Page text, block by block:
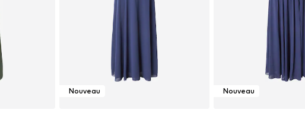
Nouveau Nouveau